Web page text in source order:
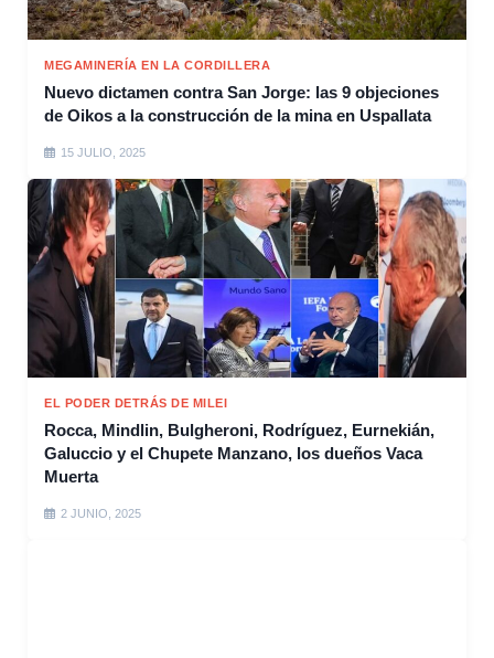
MEGAMINERÍA EN LA CORDILLERA
Nuevo dictamen contra San Jorge: las 9 objeciones
de Oikos a la construcción de la mina en Uspallata
15 JULIO, 2025
EL PODER DETRÁS DE MILEI
Rocca, Mindlin, Bulgheroni, Rodríguez, Eurnekián,
Galuccio y el Chupete Manzano, los dueños Vaca
Muerta
2 JUNIO, 2025